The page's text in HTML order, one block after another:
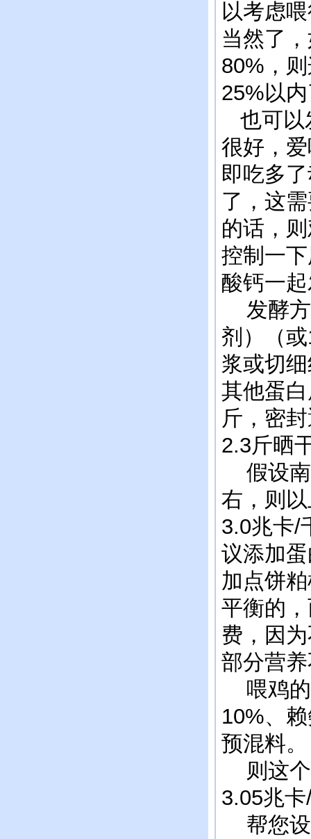
以考虑
当然了
80%，
25%以
也可以
很好，
即吃多
了，这
的话，
控制一
酸钙一
发酵方
剂）（
浆或切
其他蛋
斤，密
2.3斤晒
假设南
右，则
3.0兆卡/
议添加
加点饼
平衡的
费，因
部分营
喂鸡的
10%、
预混料
则这个
3.05兆
帮您设